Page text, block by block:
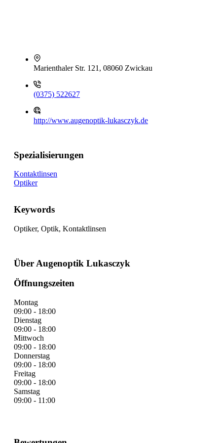
Marienthaler Str. 121, 08060 Zwickau
(0375) 522627
http://www.augenoptik-lukasczyk.de
Spezialisierungen
Kontaktlinsen
Optiker
Keywords
Optiker, Optik, Kontaktlinsen
Über Augenoptik Lukasczyk
Öffnungszeiten
Montag
09:00 - 18:00
Dienstag
09:00 - 18:00
Mittwoch
09:00 - 18:00
Donnerstag
09:00 - 18:00
Freitag
09:00 - 18:00
Samstag
09:00 - 11:00